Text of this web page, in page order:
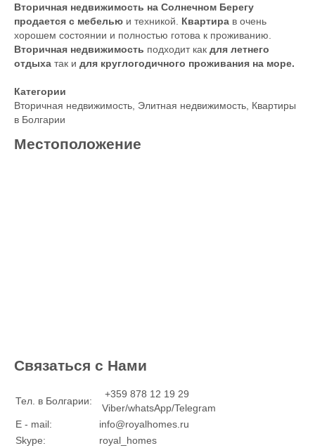
Вторичная недвижимость на Солнечном Берегу
продается с мебелью и техникой. Квартира в очень
хорошем состоянии и полностью готова к проживанию.
Вторичная недвижимость подходит как для летнего
отдыха так и для круглогодичного проживания на море.
Категории
Вторичная недвижимость, Элитная недвижимость, Квартиры
в Болгарии
Местоположение
Связаться с Нами
Тел. в Болгарии:
+359 878 12 19 29
Viber/whatsApp/Telegram
E - mail:
info@royalhomes.ru
Skype:
royal_homes